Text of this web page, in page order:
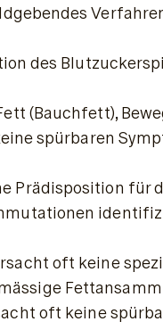
des
(Bauchfett),
spürbaren
Prädisposition
oft keine
oft keine